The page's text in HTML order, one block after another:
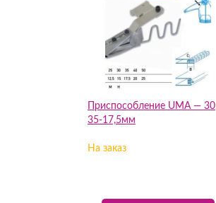
Приспособление UMA — 30
35-17,5мм
На заказ